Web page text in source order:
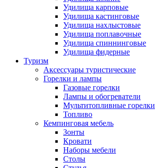
Удилища карповые
Удилища кастинговые
Удилища нахлыстовые
Удилища поплавочные
Удилища спиннинговые
Удилища фидерные
Туризм
Аксессуары туристические
Горелки и лампы
Газовые горелки
Лампы и обогреватели
Мультитопливные горелки
Топливо
Кемпинговая мебель
Зонты
Кровати
Наборы мебели
Столы